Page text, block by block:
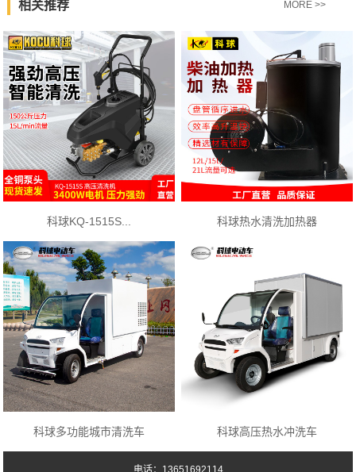
相关推荐 MORE >>
科球KQ-1515S... 科球热水清洗加热器
科球多功能城市清洗车 科球高压热水冲洗车